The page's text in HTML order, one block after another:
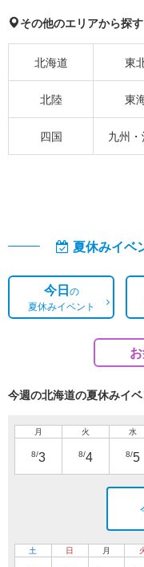
その他のエリアから探す
北海道 東
北陸 東
四国 九州
夏休みイベ
今日の
夏休みイベント
今週の北海道の夏休みイ
月
8/3
火
8/4
水
8/5
土 日 月